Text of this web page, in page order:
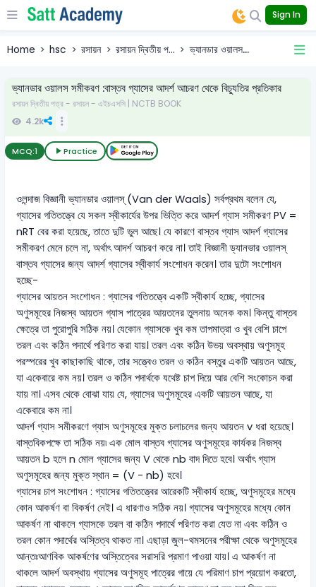
Sign In
Home hsc রসায়ন রসায়ন দ্বিতীয় প... ভ্যানডার ওয়ালস...
ভ্যানডার ওয়ালস সমীকরণ :বাস্তব গ্যাসের আদর্শ আচরণ থেকে বিচ্যুতির প্রতিকার
রসায়ন দ্বিতীয় পত্র - রসায়ন - এইচএসসি | NCTB BOOK
4.2k
MCQ:1 Practice
ওলন্দাজ বিজ্ঞানী ভ্যানডার ওয়ালস্ (Van der Waals) সর্বপ্রথম বলেন যে,
গ্যাসের গতিতত্ত্বে যে সকল স্বীকার্যের উপর ভিত্তি করে আদর্শ গ্যাস সমীকরণ PV =
nRT বের করা হয়েছে, তাতে দুটি ভুল আছে। যে কারণে বাস্তব গ্যাস আদর্শ গ্যাসের
সমীকরণ মেনে চলে না, অর্থাৎ আদর্শ আচরণ করে না। তাই বিজ্ঞানী ড্যানভার ওয়ালস্
বাস্তব গ্যাসের জন্য আদর্শ গ্যাসের স্বীকার্য সংশোধন করেন। তার দুটো সংশোধন
হচ্ছে-
গ্যাসের আয়তন সংশোধন : গ্যাসের গতিতত্ত্বে একটি স্বীকার্য হচ্ছে, গ্যাসের
অণুসমূহের নিজস্ব আয়তন গ্যাস পাত্রের আয়তনের তুলনায় অনেক কম। কিন্তু বাস্তব
ক্ষেত্রে তা পুরোপুরি সঠিক নয়। যেকোন গ্যাসকে খুব কম তাপমাত্রা ও খুব বেশি চাপে
তরল এবং কঠিন পদার্থে পরিণত করা যায়। তরল এবং কঠিন উভয় অবস্থায় অণুসমূহ
পরস্পরের খুব কাছাকাছি থাকে, তার সত্ত্বেও তরল ও কঠিন বস্তুর একটি আয়তন আছে,
যা একেবারে কম নয়। তরল ও কঠিন পদার্থকে যথেষ্ট চাপ দিয়ে আর বেশি সংকোচন করা
যায় না। এসব থেকে বোঝা যায় যে, গ্যাসের অণুসমূহের একটি আয়তন আছে, যা
একেবারে কম না।
আদর্শ গ্যাস সমীকরণে গ্যাস অণুসমূহের মুক্ত চলাচলের জন্য আয়তন v ধরা হয়েছে।
বাস্তবিকপক্ষে তা সঠিক নয়৷ এক মোল বাস্তব গ্যাসের অণুসমূহের কার্যকর নিজস্ব
আয়তন b হলে n মোল গ্যাসের জন্য V থেকে nb বাদ দিতে হবে। অর্থাৎ গ্যাস
অণুসমূহের জন্য মুক্ত স্থান = (V - nb) হবে।
গ্যাসের চাপ সংশোধন : গ্যাসের গতিতত্ত্বের আরেকটি স্বীকার্য হচ্ছে, অণুসমূহের মধ্যে
কোন আকর্ষণ বা বিকর্ষণ নেই। এ ধারণাও সঠিক নয়। গ্যাসের অণুসমূহের মধ্যে কোন
আকর্ষণ না থাকলে গ্যাসকে তরল বা কঠিন পদার্থে পরিণত করা যেত না এবং কঠিন ও
তরল কোন পদার্থের অস্তিত্ব থাকত না। এছাড়া জুল-থমসনের পরীক্ষা থেকে অণুসমূহের
আন্তঃআণবিক আকর্ষণের অস্তিত্বের সরাসরি প্রমাণ পাওয়া যায়। এ আকর্ষণ না
থাকলে আদর্শ অবস্থায় গ্যাসের অণুসমূহ পাত্রের গায়ে যে পরিমাণ চাপ প্রয়োগ করতো,